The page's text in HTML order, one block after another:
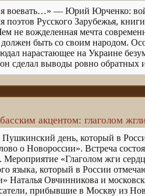
я воевать…» — Юрий Юрченко:
поэтов Русского Зарубежья,
не вожделенная мечта
быть со своим народом.
нарастающее на Украине
сделал выводы ровно обратных
акцентом: глаголом
день, который в
о Новороссии». Встреча
«Глаголом жги
языка, который в России
Наталья Овчинникова и
прибывшие в Москву из